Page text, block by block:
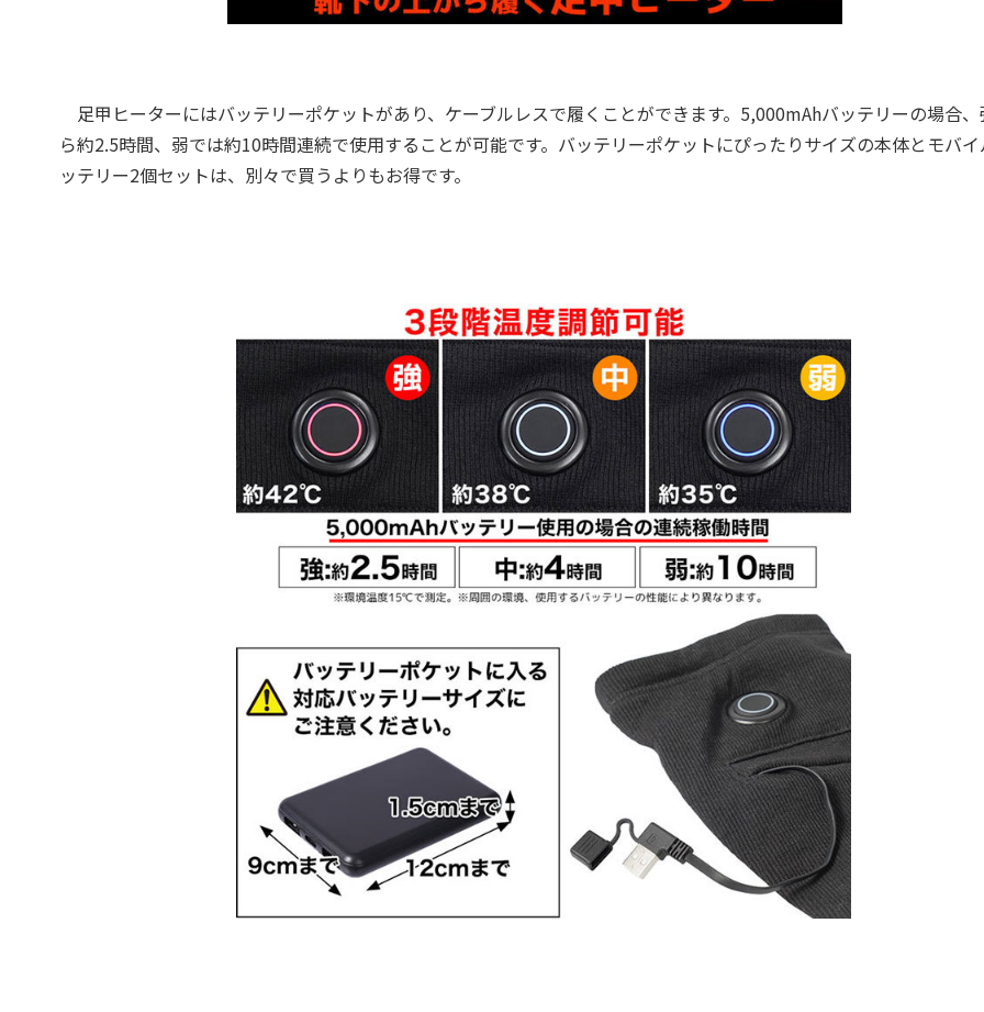
足甲ヒーターにはバッテリーポケットがあり、ケーブルレスで履くことができます。5,000mAhバッテリーの場合、
ら約2.5時間、弱では約10時間連続で使用することが可能です。バッテリーポケットにぴったりサイズの本体とモバイ
ッテリー2個セットは、別々で買うよりもお得です。